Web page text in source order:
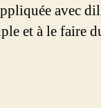
avec
et à le faire